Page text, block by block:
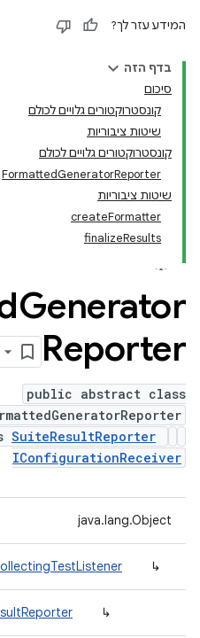
המידע עזר לך?
בדף הזה
סיכום
קונסטרוקטורים גלויים לכולם
שיטות ציבוריות
קונסטרוקטורים גלויים לכולם
FormattedGeneratorReporter
שיטות ציבוריות
createFormatter
finalizeResults
Generator
Reporter
public abstract class
SuiteResultReporter
IConfigurationReceiver
java.lang.Object
↳
↳